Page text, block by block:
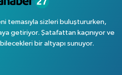
temasıyla sizleri buluştururken,
getiriyor. Şatafattan kaçınıyor ve
bir altyapı sunuyor.